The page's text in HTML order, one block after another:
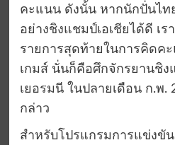
คะแนน ดังนั้น หากนักปั่นไท
อย่างชิงแชมป์เอเชียได้ดี เ
รายการสุดท้ายในการคิดค
เกมส์ นั่นก็คือศึกจักรยานชิง
เยอรมนี ในปลายเดือน ก.พ.
กล่าว
สำหรับโปรแกรมการแข่งขัน